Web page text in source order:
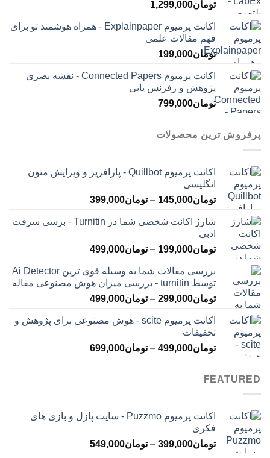
تومان1,299,000
اکانت پرمیوم Explainpaper - همراه هوشمند تو برای
فهم مقالات علمی
تومان199,000
اکانت پرمیوم Connected Papers - نقشه بصری
پژوهش و رفرنس یابی
تومان799,000
پرفروش ترین محصولات
اکانت پرمیوم Quillbot - پارافریز و ویرایش متون
انگلیسی
تومان145,000
– تومان399,000محدوده
تومان145,000
تومان399,000
شارژ اکانت شخصی شما در Turnitin - برسی سرقت
ادبی
تومان199,000
– تومان499,000محدوده
تومان199,000
تا
تومان499,000
بررسی مقالات شما به وسیله قوی ترین Ai Detector
توسط turnitin - بررسی میزان هوش مصنوعی مقاله
تومان299,000
– تومان499,000محدوده
تومان299,000
تومان499,000
اکانت پرمیوم scite - هوش مصنوعی برای پژوهش و
تحقیقات
تومان499,000
– تومان699,000محدوده
FEATURED
اکانت پرمیوم Puzzmo - سایت پازل و بازی های
فکری
تومان399,000
– تومان549,000محدوده